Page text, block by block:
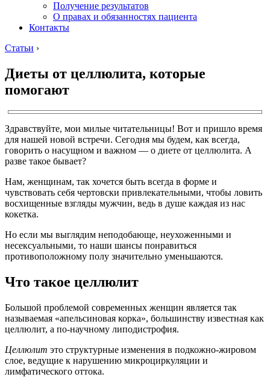
Получение результатов
О правах и обязанностях пациента
Контакты
Статьи ›
Диеты от целлюлита, которые
помогают
Здравствуйте, мои милые читательницы! Вот и пришло время
для нашей новой встречи. Сегодня мы будем, как всегда,
говорить о насущном и важном — о диете от целлюлита. А
разве такое бывает?
Нам, женщинам, так хочется быть всегда в форме и
чувствовать себя чертовски привлекательными, чтобы ловить
восхищенные взгляды мужчин, ведь в душе каждая из нас
кокетка.
Но если мы выглядим неподобающе, неухоженными и
несексуальными, то наши шансы понравиться
противоположному полу значительно уменьшаются.
Что такое целлюлит
Большой проблемой современных женщин является так
называемая «апельсиновая корка», большинству известная как
целлюлит, а по-научному липодистрофия.
Целлюлит это структурные изменения в подкожно-жировом
слое, ведущие к нарушению микроциркуляции и
лимфатического оттока.